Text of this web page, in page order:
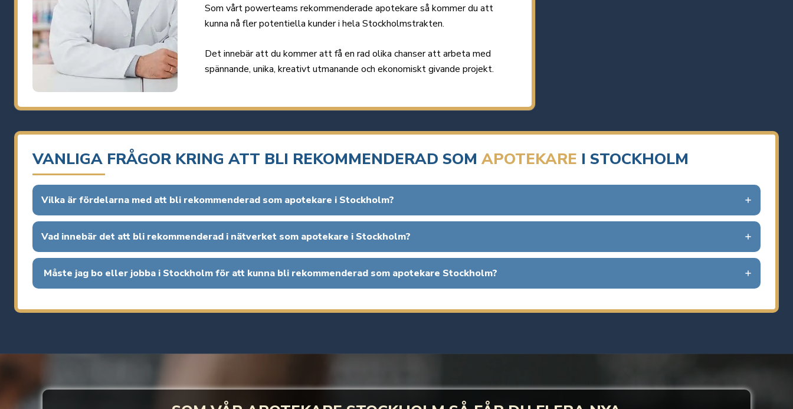
Som vårt powerteams rekommenderade apotekare så kommer du att
kunna nå fler potentiella kunder i hela Stockholmstrakten.
Det innebär att du kommer att få en rad olika chanser att arbeta med
spännande, unika, kreativt utmanande och ekonomiskt givande projekt.
VANLIGA FRÅGOR KRING ATT BLI REKOMMENDERAD SOM APOTEKARE I STOCKHOLM
Vilka är fördelarna med att bli rekommenderad som apotekare i Stockholm?
Vad innebär det att bli rekommenderad i nätverket som apotekare i Stockholm?
Måste jag bo eller jobba i Stockholm för att kunna bli rekommenderad som apotekare Stockholm?